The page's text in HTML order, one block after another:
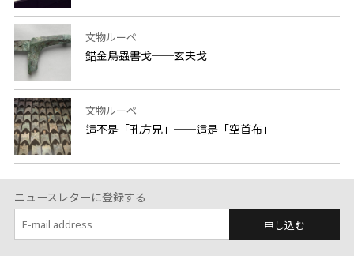
文物ルーペ
錯金鳥蟲書戈──玄夫戈
文物ルーペ
這不是「孔方兄」──這是「空首布」
ニュースレターに登録する
申し込む